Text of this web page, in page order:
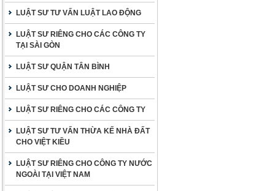
LUẬT SƯ TƯ VẤN LUẬT LAO ĐỘNG
LUẬT SƯ RIÊNG CHO CÁC CÔNG TY
TẠI SÀI GÒN
LUẬT SƯ QUẬN TÂN BÌNH
LUẬT SƯ CHO DOANH NGHIỆP
LUẬT SƯ RIÊNG CHO CÁC CÔNG TY
LUẬT SƯ TƯ VẤN THỪA KẾ NHÀ ĐẤT
CHO VIỆT KIỀU
LUẬT SƯ RIÊNG CHO CÔNG TY NƯỚC
NGOÀI TẠI VIỆT NAM